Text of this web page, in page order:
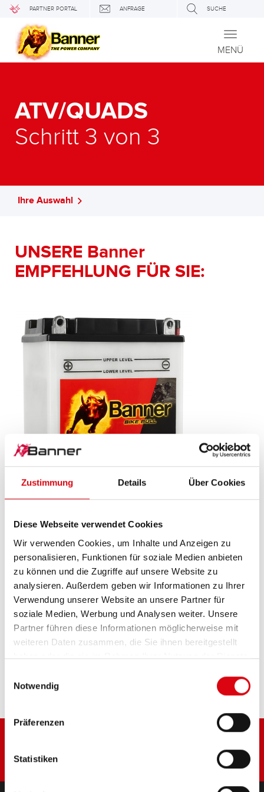
Zustimmung Details Über Cookies
Diese Webseite verwendet Cookies
Wir verwenden Cookies, um Inhalte und Anzeigen zu
personalisieren, Funktionen für soziale Medien anbieten
zu können und die Zugriffe auf unsere Website zu
analysieren. Außerdem geben wir Informationen zu Ihrer
Verwendung unserer Website an unsere Partner für
soziale Medien, Werbung und Analysen weiter. Unsere
Partner führen diese Informationen möglicherweise mit
weiteren Daten zusammen, die Sie ihnen bereitgestellt
haben oder die sie im Rahmen Ihrer Nutzung der Dienste
Notwendig
Präferenzen
Statistiken
PARTNER PORTAL ANFRAGE SUCHE
Toggle
MENÜ
ATV/QUADS
Schritt 3 von 3
Ihre Auswahl
UNSERE Banner
EMPFEHLUNG FÜR SIE:
Bike Bull SLI
509 14 / BB9-B - YB9-B
Das Aushängeschild der Banner Markenqualität.
Originalqualität zum Nachrüsten (OE).
PRODUKTDETAILS >
Diese Batterie kaufen: